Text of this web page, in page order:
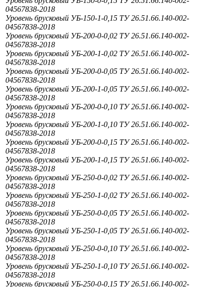
04567838-2018
Уровень брусковый УБ-150-1-0,15 ТУ 26.51.66.140-002-
04567838-2018
Уровень брусковый УБ-200-0-0,02 ТУ 26.51.66.140-002-
04567838-2018
Уровень брусковый УБ-200-1-0,02 ТУ 26.51.66.140-002-
04567838-2018
Уровень брусковый УБ-200-0-0,05 ТУ 26.51.66.140-002-
04567838-2018
Уровень брусковый УБ-200-1-0,05 ТУ 26.51.66.140-002-
04567838-2018
Уровень брусковый УБ-200-0-0,10 ТУ 26.51.66.140-002-
04567838-2018
Уровень брусковый УБ-200-1-0,10 ТУ 26.51.66.140-002-
04567838-2018
Уровень брусковый УБ-200-0-0,15 ТУ 26.51.66.140-002-
04567838-2018
Уровень брусковый УБ-200-1-0,15 ТУ 26.51.66.140-002-
04567838-2018
Уровень брусковый УБ-250-0-0,02 ТУ 26.51.66.140-002-
04567838-2018
Уровень брусковый УБ-250-1-0,02 ТУ 26.51.66.140-002-
04567838-2018
Уровень брусковый УБ-250-0-0,05 ТУ 26.51.66.140-002-
04567838-2018
Уровень брусковый УБ-250-1-0,05 ТУ 26.51.66.140-002-
04567838-2018
Уровень брусковый УБ-250-0-0,10 ТУ 26.51.66.140-002-
04567838-2018
Уровень брусковый УБ-250-1-0,10 ТУ 26.51.66.140-002-
04567838-2018
Уровень брусковый УБ-250-0-0,15 ТУ 26.51.66.140-002-